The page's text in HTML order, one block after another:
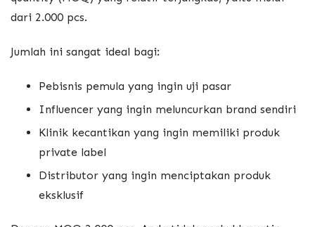
dari 2.000 pcs.
Jumlah ini sangat ideal bagi:
Pebisnis pemula yang ingin uji pasar
Influencer yang ingin meluncurkan brand sendiri
Klinik kecantikan yang ingin memiliki produk
private label
Distributor yang ingin menciptakan produk
eksklusif